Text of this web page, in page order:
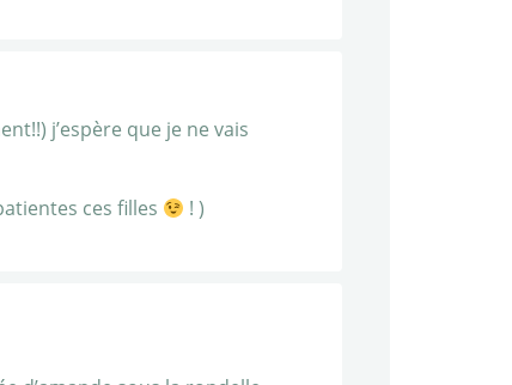
j’espère que je ne vais
ces filles
! )